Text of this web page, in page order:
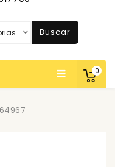
0
Buscar